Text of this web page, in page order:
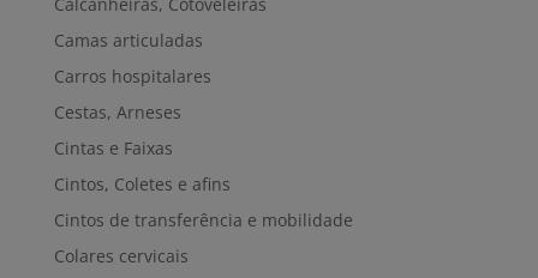
Camas articuladas
Carros hospitalares
Cestas, Arneses
Cintas e Faixas
Cintos, Coletes e afins
Cintos de transferência e mobilidade
Colares cervicais